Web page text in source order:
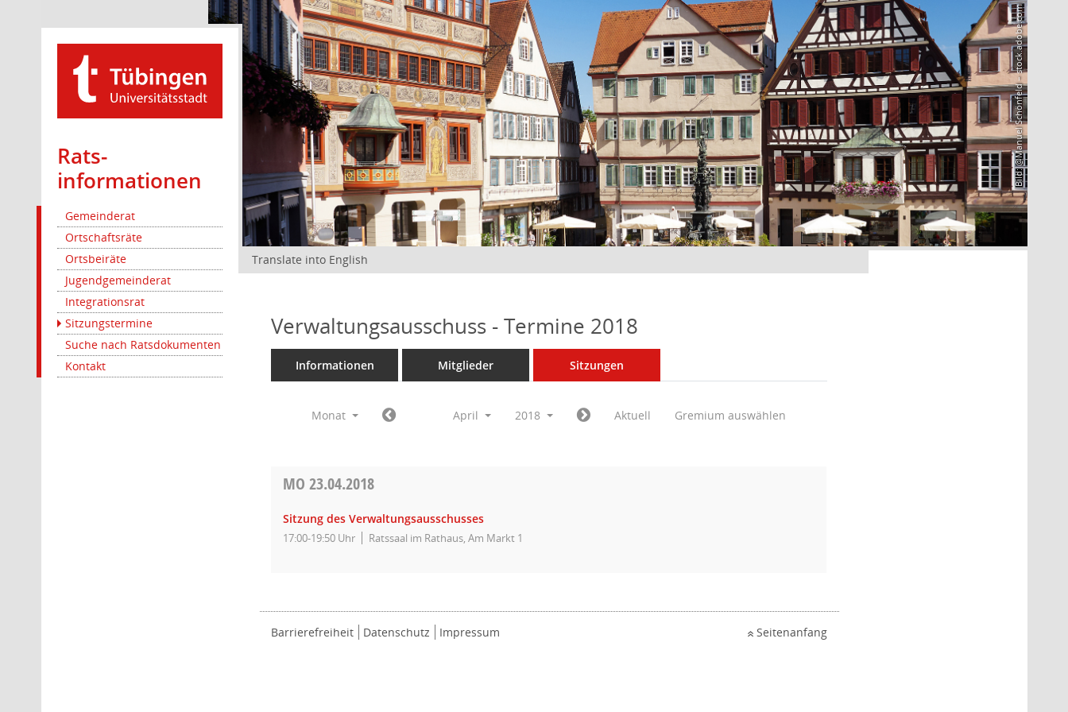
Rats­
informationen
Gemeinderat
Ortschaftsräte
Ortsbeiräte
Jugendgemeinderat
Integrationsrat
Sitzungstermine
Suche nach Ratsdokumenten
Kontakt
Bild: @Manuel Schönfeld – stock.adobe.com
Translate into English
Verwaltungsausschuss - Termine 2018
Informationen Mitglieder Sitzungen
Monat April 2018 Aktuell Gremium auswählen
MO23.04.2018
Sitzung des Verwaltungsausschusses
17:00-19:50 Uhr Ratssaal im Rathaus, Am Markt 1
Barrierefreiheit Datenschutz Impressum Seitenanfang